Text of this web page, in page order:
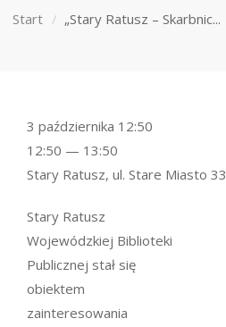
Start „Stary Ratusz – Skarbnic...
Stary Ratusz
Wojewódzkiej Biblioteki
Publicznej stał się
obiektem
zainteresowania
3 października 12:50
12:50 — 13:50
Stary Ratusz, ul. Stare Miasto 33